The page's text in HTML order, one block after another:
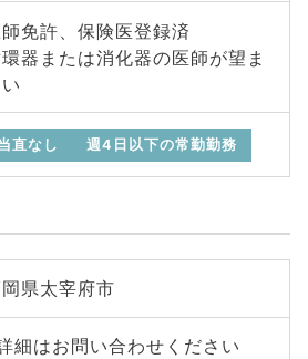
免許、保険医登録済
器または消化器の医師が望ま
直なし 週4日以下の常勤勤務
県太宰府市
細はお問い合わせください